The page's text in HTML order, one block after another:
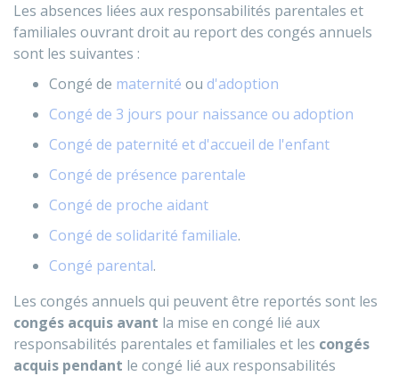
Les absences liées aux responsabilités parentales et
familiales ouvrant droit au report des congés annuels
sont les suivantes :
Congé de maternité ou d'adoption
Congé de 3 jours pour naissance ou adoption
Congé de paternité et d'accueil de l'enfant
Congé de présence parentale
Congé de proche aidant
Congé de solidarité familiale.
Congé parental.
Les congés annuels qui peuvent être reportés sont les
congés acquis avant la mise en congé lié aux
responsabilités parentales et familiales et les congés
acquis pendant le congé lié aux responsabilités